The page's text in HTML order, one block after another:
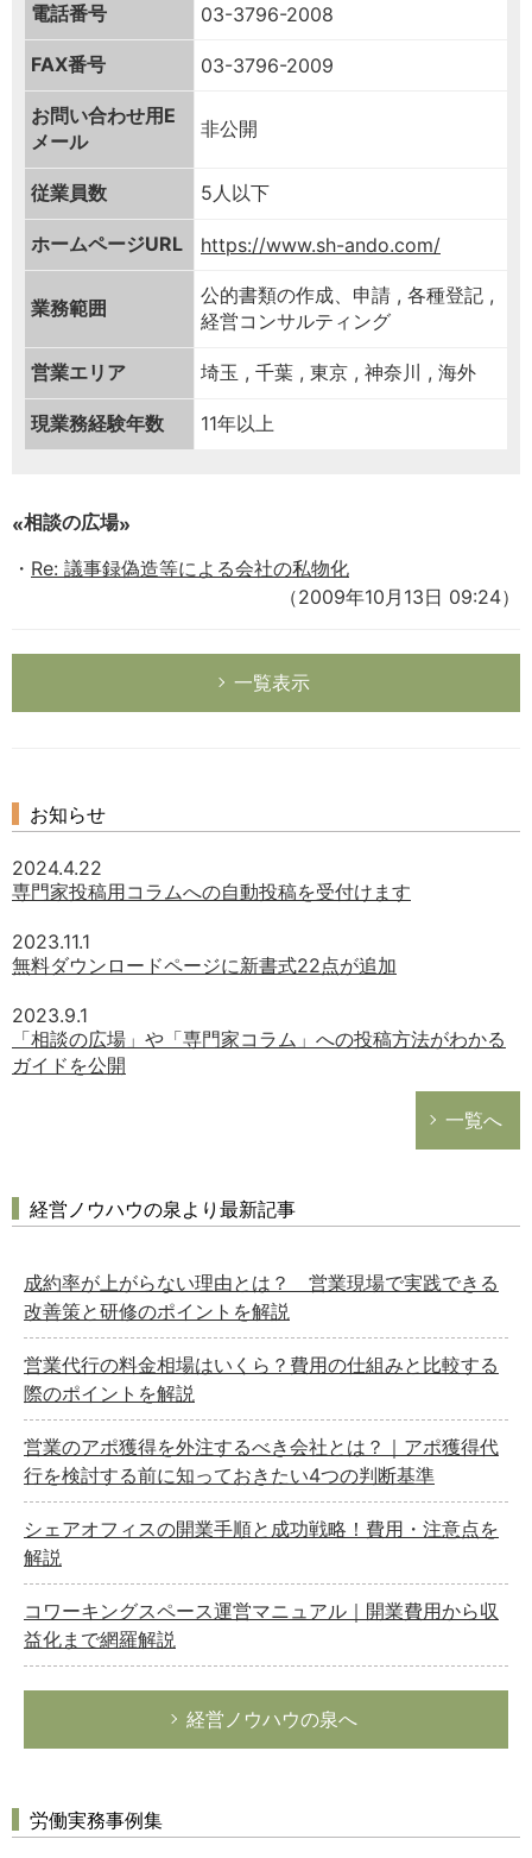
電話番号 03-3796-2008
FAX番号 03-3796-2009
お問い合わせ用 E
メール
非公開
従業員数 5人以下
ホームページURL https://www.sh-ando.com/
業務範囲
公的書類の作成、申請 , 各種登記 ,
経営コンサルティング
営業エリア 埼玉 , 千葉 , 東京 , 神奈川 , 海外
現業務経験年数 11年以上
相談の広場
Re: 議事録偽造等による会社の私物化
（2009年10月13日 09:24）
一覧表示
お知らせ
2024.4.22
専門家投稿用コラムへの自動投稿を受付けます
2023.11.1
無料ダウンロードページに新書式22点が追加
2023.9.1
「相談の広場」や「専門家コラム」への投稿方法がわかる
ガイドを公開
一覧へ
経営ノウハウの泉より最新記事
成約率が上がらない理由とは？ 営業現場で実践できる
改善策と研修のポイントを解説
営業代行の料金相場はいくら？費用の仕組みと比較する
際のポイントを解説
営業のアポ獲得を外注するべき会社とは？｜アポ獲得代
行を検討する前に知っておきたい4つの判断基準
シェアオフィスの開業手順と成功戦略！費用・注意点を
解説
コワーキングスペース運営マニュアル｜開業費用から収
益化まで網羅解説
経営ノウハウの泉へ
労働実務事例集